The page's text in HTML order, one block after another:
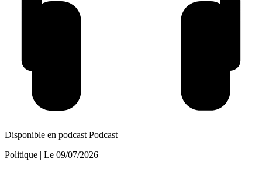
Disponible en podcast Podcast
Politique | Le 09/07/2026